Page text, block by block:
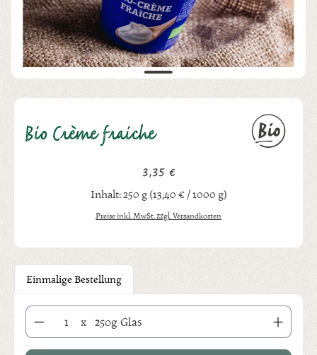
Bio Crème fraiche
Regulärer Preis:
3,35 €
Inhalt:250 g(13,40 € / 1000 g)
Preise inkl. MwSt. zzgl. Versandkosten
Einmalige Bestellung
Produkt Anzahl: Gib den gewünschten Wert ein oder benutze die
x 250g Glas